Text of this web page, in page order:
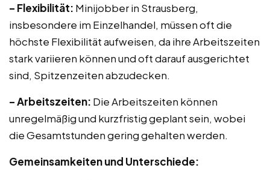
– Flexibilität: Minijobber in Strausberg,
insbesondere im Einzelhandel, müssen oft die
höchste Flexibilität aufweisen, da ihre Arbeitszeiten
stark variieren können und oft darauf ausgerichtet
sind, Spitzenzeiten abzudecken.
– Arbeitszeiten: Die Arbeitszeiten können
unregelmäßig und kurzfristig geplant sein, wobei
die Gesamtstunden gering gehalten werden.
Gemeinsamkeiten und Unterschiede: